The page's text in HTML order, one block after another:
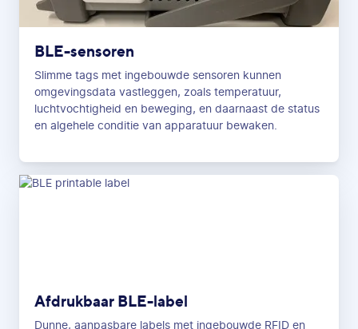
BLE-sensoren
Slimme tags met ingebouwde sensoren kunnen
omgevingsdata vastleggen, zoals temperatuur,
luchtvochtigheid en beweging, en daarnaast de status
en algehele conditie van apparatuur bewaken.
Afdrukbaar BLE-label
Dunne, aanpasbare labels met ingebouwde RFID en